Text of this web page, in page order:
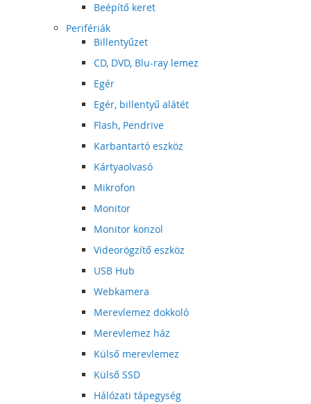
Beépítő keret
Perifériák
Billentyűzet
CD, DVD, Blu-ray lemez
Egér
Egér, billentyű alátét
Flash, Pendrive
Karbantartó eszköz
Kártyaolvasó
Mikrofon
Monitor
Monitor konzol
Videorögzítő eszköz
USB Hub
Webkamera
Merevlemez dokkoló
Merevlemez ház
Külső merevlemez
Külső SSD
Hálózati tápegység